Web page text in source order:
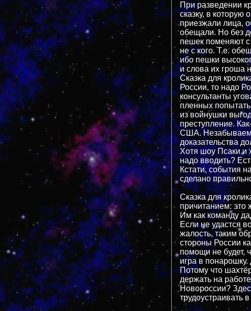
При разведении
сказку, в которую
приезжали лица,
обещали. Но без
пешек поменяют с
не с кого. Т.е.
ибо пешки
и слова их гроша
Сказка для
России, то надо
консультанты
пленных
из войнушки
преступление.
США.
доказательства
Хотя шоу Псаки и
надо вводить?
Кстати, события
сделано
Сказка для
причитанием: это
Им как команду
Если не удастся
жалость, таким
стороны России
помощи не будет,
игра в
Потому что
держать на
Новороссии?
трудоустраивать